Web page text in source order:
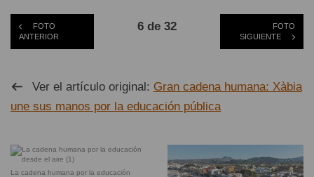
FOTO
ANTERIOR
6 de 32
FOTO
SIGUIENTE
Ver el artículo original: Gran cadena humana: Xàbia
une sus manos por la educación pública
La cadena humana por la educación